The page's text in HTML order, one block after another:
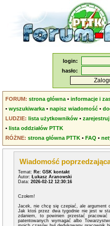
login:
hasło:
FORUM: strona główna •informacje i
•wyszukiwarka •napisz wiadomość •
LUDZIE: lista użytkowników •
•lista oddziałów PTTK
RÓŻNE: strona główna PTTK •FAQ •
Wiadomość
Temat: Re: GSK kontakt
Autor:Łukasz Aranowski
Data:2026-02-12 12:30:16
Czołem!
Jacek, nie chcę się czepiać, ale argument
Jak ktoś przez dwa tygodnie nie jest w
zdaniem, to powinien przestać
patentowanych wymagać albo